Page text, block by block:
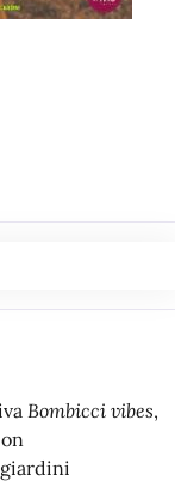
Bombicci vibes,